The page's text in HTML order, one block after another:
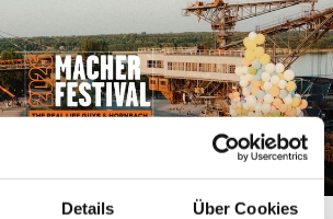
Details Über Cookies